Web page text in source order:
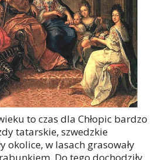
to czas dla Chłopic bardzo
tatarskie, szwedzkie
okolice, w lasach grasowały